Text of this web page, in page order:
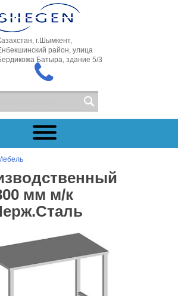
г.Шымкент,
район, улица
Батыра, здание 5/3
мм м/к